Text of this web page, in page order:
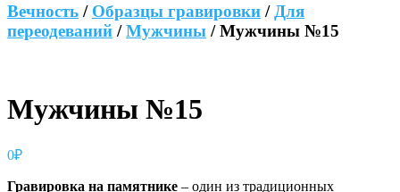
Вечность / Образцы гравировки / Для
переодеваний /Мужчины / Мужчины №15
Мужчины №15
0₽
Гравировка на памятнике – один из традиционных